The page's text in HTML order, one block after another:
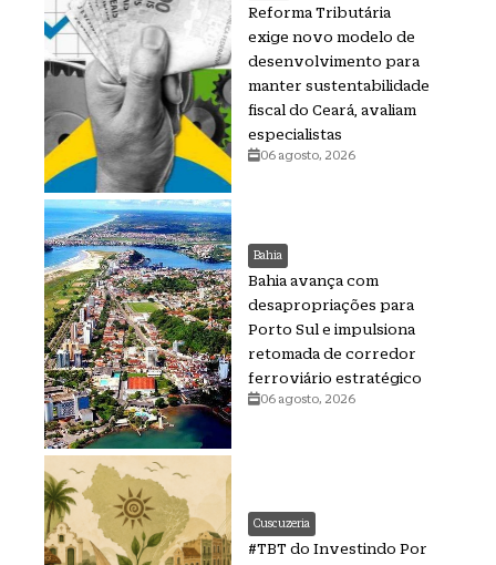
Reforma Tributária
exige novo modelo de
desenvolvimento para
manter sustentabilidade
fiscal do Ceará, avaliam
especialistas
06 agosto, 2026
Bahia
Bahia avança com
desapropriações para
Porto Sul e impulsiona
retomada de corredor
ferroviário estratégico
06 agosto, 2026
Cuscuzeria
#TBT do Investindo Por